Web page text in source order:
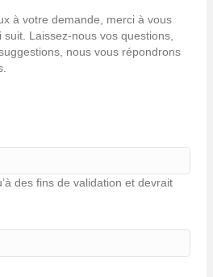
à votre demande, merci à vous
suit. Laissez-nous vos questions,
nous vous répondrons
des fins de validation et devrait